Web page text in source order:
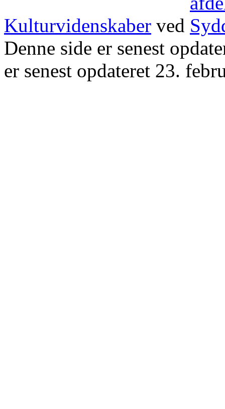
Kulturvidenskaber ved
Denne side er senest
er senest opdateret 23.